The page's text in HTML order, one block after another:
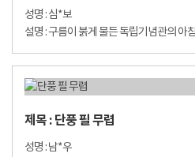
성명 : 심*보
설명 : 구름이 붉게 물든 독립기념관의 아
제목 : 단풍 필 무렵
성명 : 남*우